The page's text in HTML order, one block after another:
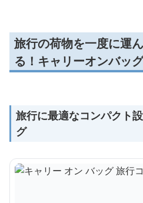
旅行の荷物を一度に運
る！キャリーオンバッ
旅行に最適なコンパクト
グ